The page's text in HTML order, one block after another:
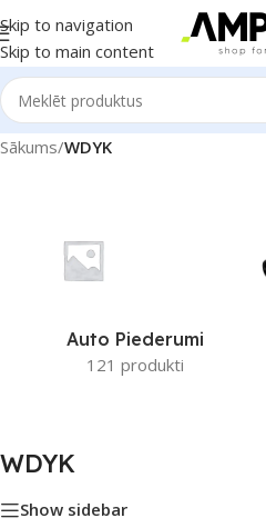
Skip to navigation
Skip to main content
Sākums/WDYK
Auto Piederumi
121 produkti
WDYK
Show sidebar